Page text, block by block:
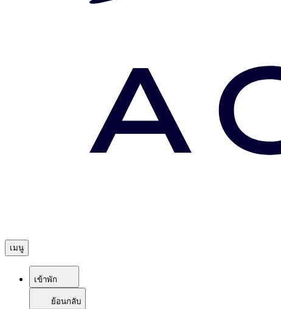
เมนู
เข้าพัก
ย้อนกลับ